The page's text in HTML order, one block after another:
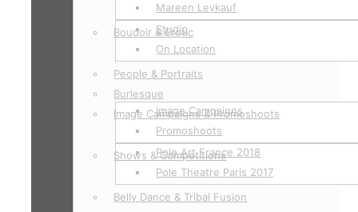
Mareen Leykauf
Boudoir & Erotic
Studio
On Location
People & Portraits
Burlesque
Image Campaigns & Promoshoots
Image Campaigns
Promoshoots
Shows & Competitions
Pole Art France 2018
Pole Theatre Paris 2017
Belly Dance & Tribal Fusion